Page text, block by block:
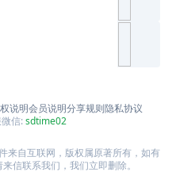
说明会员说明分享规则隐私协议
信:sdtime02
来自互联网，版权属原著所有，如有
信联系我们，我们立即删除。